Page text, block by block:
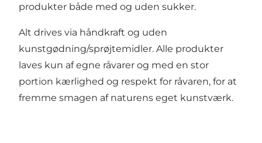
produkter både med og uden sukker.
Alt drives via håndkraft og uden
kunstgødning/sprøjtemidler. Alle produkter
laves kun af egne råvarer og med en stor
portion kærlighed og respekt for råvaren, for at
fremme smagen af naturens eget kunstværk.